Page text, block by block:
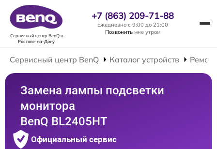
Сервисный центр BenQв
Ростове-на-Дону
+7 (863) 209-71-88
Ежедневно с 9:00 до 21:00
Позвонить мне утром
Сервисный центр BenQ Каталог устройств
Замена лампы подсветки
монитора
BenQ BL2405HT
Официальный сервис